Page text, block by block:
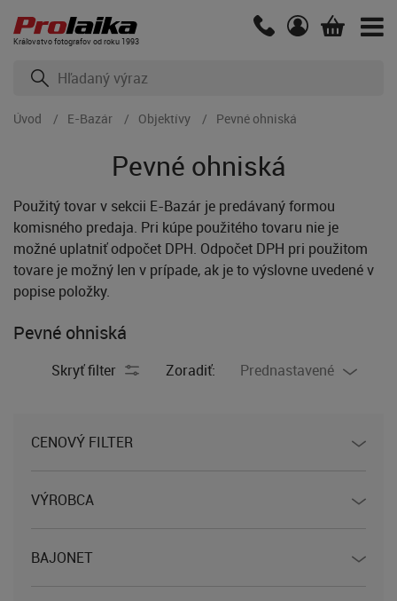
Kráľovstvo fotografov od roku 1993
Úvod E-Bazár Objektívy Pevné ohniská
Pevné ohniská
Použitý tovar v sekcii E-Bazár je predávaný formou
komisného predaja. Pri kúpe použitého tovaru nie je
možné uplatniť odpočet DPH. Odpočet DPH pri použitom
tovare je možný len v prípade, ak je to výslovne uvedené v
popise položky.
Pevné ohniská
Skryť filter Zoradiť: Prednastavené
CENOVÝ FILTER
VÝROBCA
BAJONET